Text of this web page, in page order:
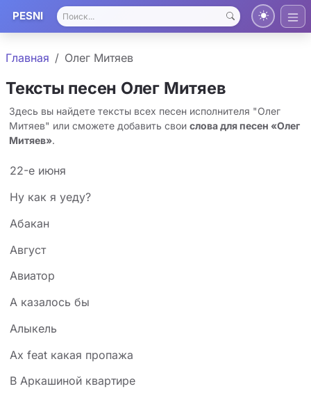
PESNI
Главная Олег Митяев
Тексты песен Олег Митяев
Здесь вы найдете тексты всех песен исполнителя "Олег
Митяев" или сможете добавить свои слова для песен «Олег
Митяев».
22-е июня
Hу как я уеду?
Абакан
Август
Авиатор
А казалось бы
Алыкель
Ах feat какая пропажа
В Аркашиной квартире